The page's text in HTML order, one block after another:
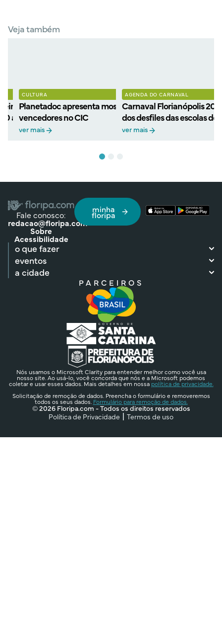
Veja também
filmes
anos com retorno ao
CULTURA
Planetadoc apresenta mostra gratuita de filmes
vencedores no CIC
ver mais
AGENDA DO CARNAVAL
Carnaval Florianópolis
dos desfiles das escolas de
ver mais
Fale conosco:
redacao@floripa.com
Sobre
Acessibilidade
minha
floripa
o que fazer
eventos
a cidade
PARCEIROS
Nós usamos o Microsoft Clarity para entender melhor como você usa
nosso site. Ao usá-lo, você concorda que nós e a Microsoft podemos
coletar e usar esses dados. Mais detalhes em nossa política de privacidade.
Solicitação de remoção de dados. Preencha o formulário e removeremos
todos os seus dados. Formulário para remoção de dados.
© 2026 Floripa.com - Todos os direitos reservados
Política de Privacidade
Termos de uso